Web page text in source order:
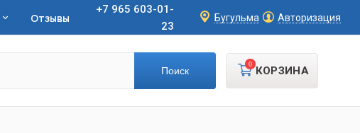
Отзывы
+7 965 603-01-
23
Бугульма Авторизация
КОРЗИНА
0